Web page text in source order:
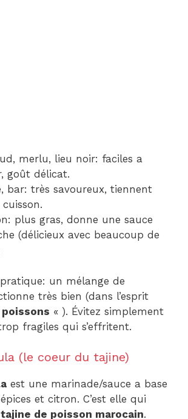
merlu, lieu noir: faciles a
goût délicat.
bar: très savoureux, tiennent
plus gras, donne une sauce
(délicieux avec beaucoup de
un mélange de
très bien (dans l’esprit
« ). Évitez simplement
fragiles qui s’effritent.
(le coeur du tajine)
est une marinade/sauce a base
et citron. C’est elle qui
tajine de poisson marocain.